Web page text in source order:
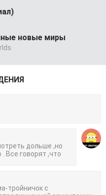
новые миры
дольше ,но
Все говорят ,что
тройничок с